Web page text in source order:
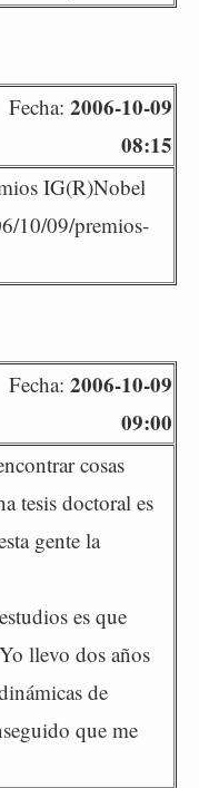
Fecha: 2006-10-09
08:15
IG(R)Nobel
10/09/premios-
Fecha: 2006-10-09
09:00
cosas
tesis doctoral es
gente la
es que
llevo dos años
de
que me